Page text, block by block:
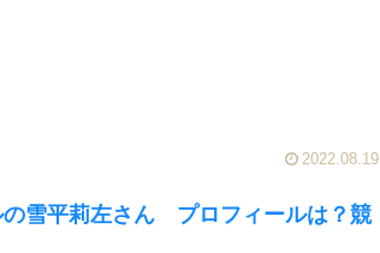
2022.08.19
の雪平莉左さん プロフィールは？競